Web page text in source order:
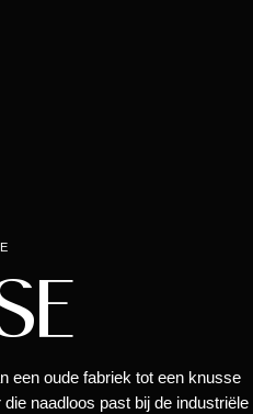
een oude fabriek tot een knusse
naadloos past bij de industriële